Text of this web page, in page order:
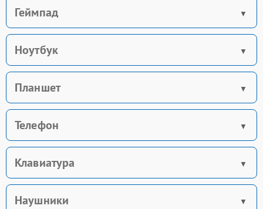
Геймпад
Ноутбук
Планшет
Телефон
Клавиатура
Наушники